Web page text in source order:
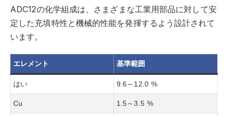
ADC12の化学組成は、さまざまな工業用部品に対して安
定した充填特性と機械的性能を発揮するよう設計されて
います。
エレメント 基準範囲
はい 9.6～12.0 %
Cu 1.5～3.5 %